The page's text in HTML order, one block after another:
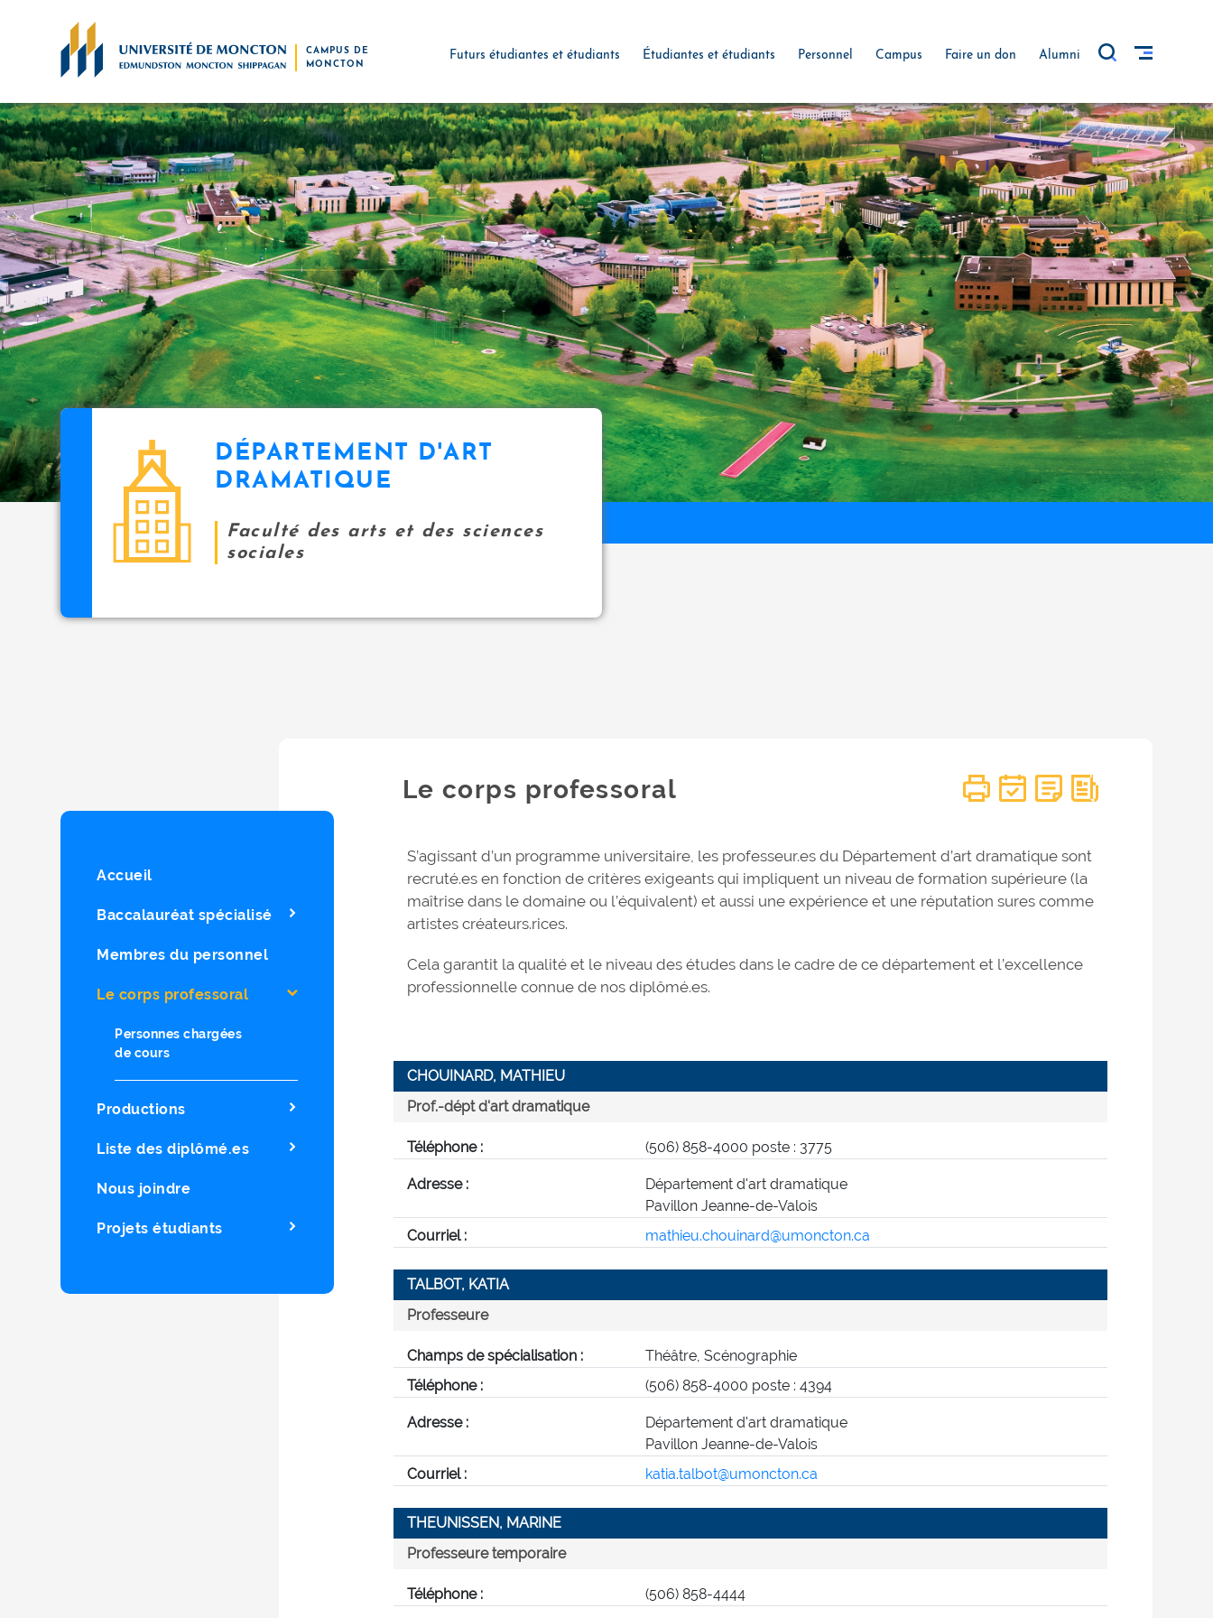
CAMPUS DE
MONCTON
Futurs étudiantes et étudiants Étudiantes et étudiants Personnel Campus Faire un don Alumni
DÉPARTEMENT D'ART
DRAMATIQUE
Faculté des arts et des sciences
sociales
Accueil
Baccalauréat spécialisé
Membres du personnel
Le corps professoral
Personnes chargées
de cours
Productions
Liste des diplômé.es
Nous joindre
Projets étudiants
Le corps professoral
S’agissant d’un programme universitaire, les professeur.es du Département d’art dramatique sont
recruté.es en fonction de critères exigeants qui impliquent un niveau de formation supérieure (la
maîtrise dans le domaine ou l’équivalent) et aussi une expérience et une réputation sures comme
artistes créateurs.rices.
Cela garantit la qualité et le niveau des études dans le cadre de ce département et l’excellence
professionnelle connue de nos diplômé.es.
CHOUINARD, MATHIEU
Prof.-dépt d'art dramatique
Téléphone : (506) 858-4000 poste : 3775
Adresse :
Département d'art dramatique
Pavillon Jeanne-de-Valois
Courriel :
mathieu.chouinard@umoncton.ca
TALBOT, KATIA
Professeure
Champs de spécialisation :
Théâtre, Scénographie
Téléphone :
(506) 858-4000 poste : 4394
Adresse :
Département d'art dramatique
Pavillon Jeanne-de-Valois
Courriel :
katia.talbot@umoncton.ca
THEUNISSEN, MARINE
Professeure temporaire
Téléphone : (506) 858-4444